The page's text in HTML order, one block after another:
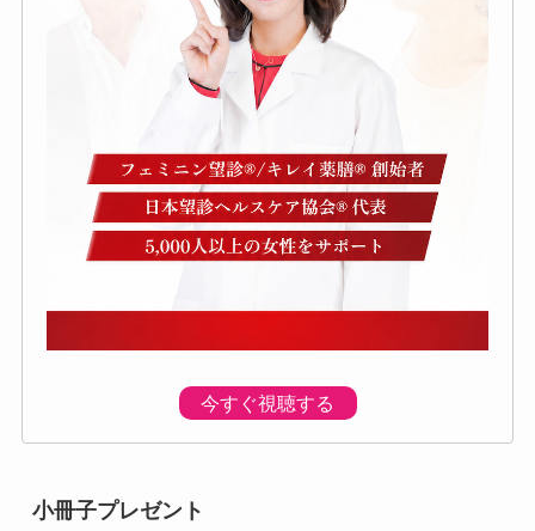
今すぐ視聴する
小冊子プレゼント